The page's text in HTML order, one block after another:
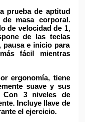
prueba de aptitud
masa corporal.
de velocidadde 1,
de las teclas
pausa e inicio para
fácil mientras
ergonomía, tiene
suave y sus
Con 3 niveles de
Incluye llave de
el ejercicio.